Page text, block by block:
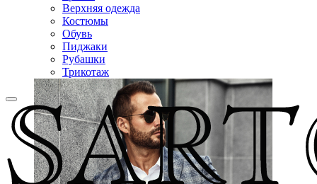
Верхняя одежда
Костюмы
Обувь
Пиджаки
Рубашки
Трикотаж